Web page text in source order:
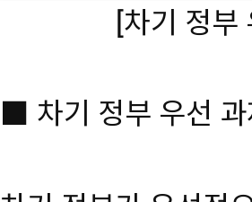
[차기 정
■ 차기 정부 우선